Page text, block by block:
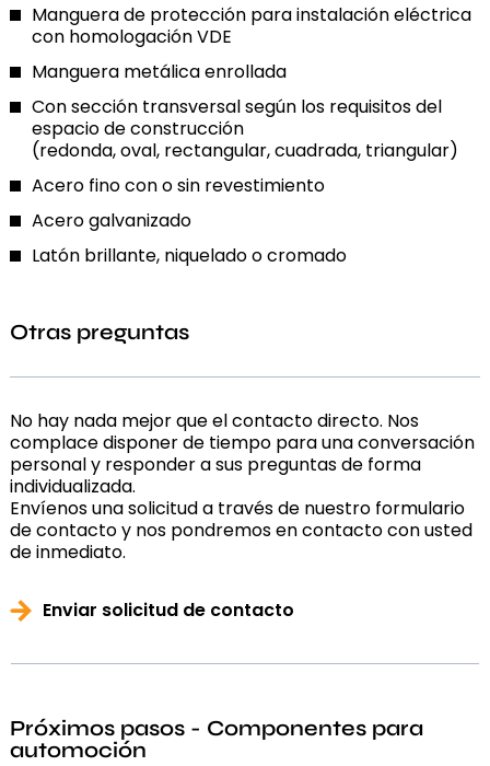
Manguera de protección para instalación eléctrica
con homologación VDE
Manguera metálica enrollada
Con sección transversal según los requisitos del
espacio de construcción
(redonda, oval, rectangular, cuadrada, triangular)
Acero fino con o sin revestimiento
Acero galvanizado
Latón brillante, niquelado o cromado
Otras preguntas
No hay nada mejor que el contacto directo. Nos
complace disponer de tiempo para una conversación
personal y responder a sus preguntas de forma
individualizada.
Envíenos una solicitud a través de nuestro formulario
de contacto y nos pondremos en contacto con usted
de inmediato.
Enviar solicitud de contacto
Próximos pasos - Componentes para
automoción